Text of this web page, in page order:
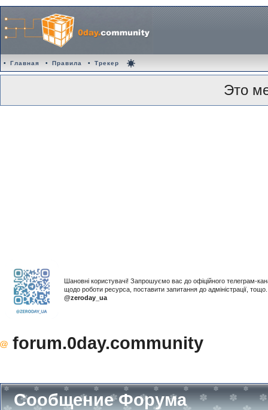
• Главная • Правила • Трекер
Это
Шановні користувачі! Запрошуємо вас до офіційного телеграм-
щодо роботи ресурса, поставити запитання до адміністрації,
@zeroday_ua
forum.0day.community
Сообщение Форума